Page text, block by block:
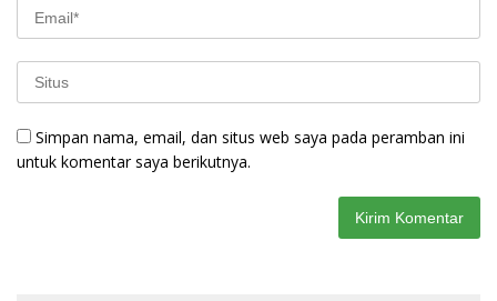
Simpan nama, email, dan situs web saya pada peramban ini
untuk komentar saya berikutnya.